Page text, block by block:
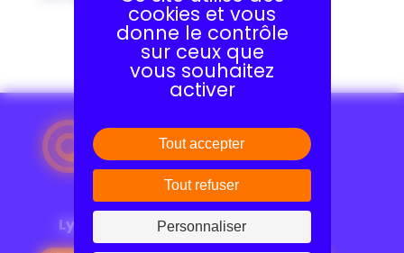
Lyon Toulouse
cookies et vous
donne le contrôle
sur ceux que
vous souhaitez
activer
Tout accepter
Tout refuser
Personnaliser